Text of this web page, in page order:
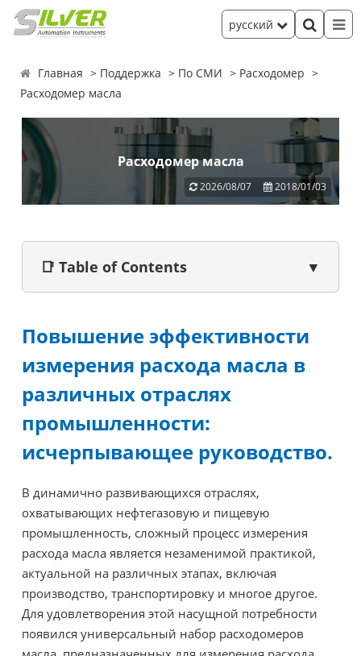
русский
Главная Поддержка По СМИ
Расходомер
Расходомер масла
Расходомер масла
2026/08/07 2018/01/03
📑 Table of Contents ▼
Повышение эффективности
измерения расхода масла в
различных отраслях
промышленности:
исчерпывающее руководство.
В динамично развивающихся отраслях,
охватывающих нефтегазовую и пищевую
промышленность, сложный процесс измерения
расхода масла является незаменимой практикой,
актуальной на различных этапах, включая
производство, транспортировку и многое другое.
Для удовлетворения этой насущной потребности
появился универсальный набор расходомеров